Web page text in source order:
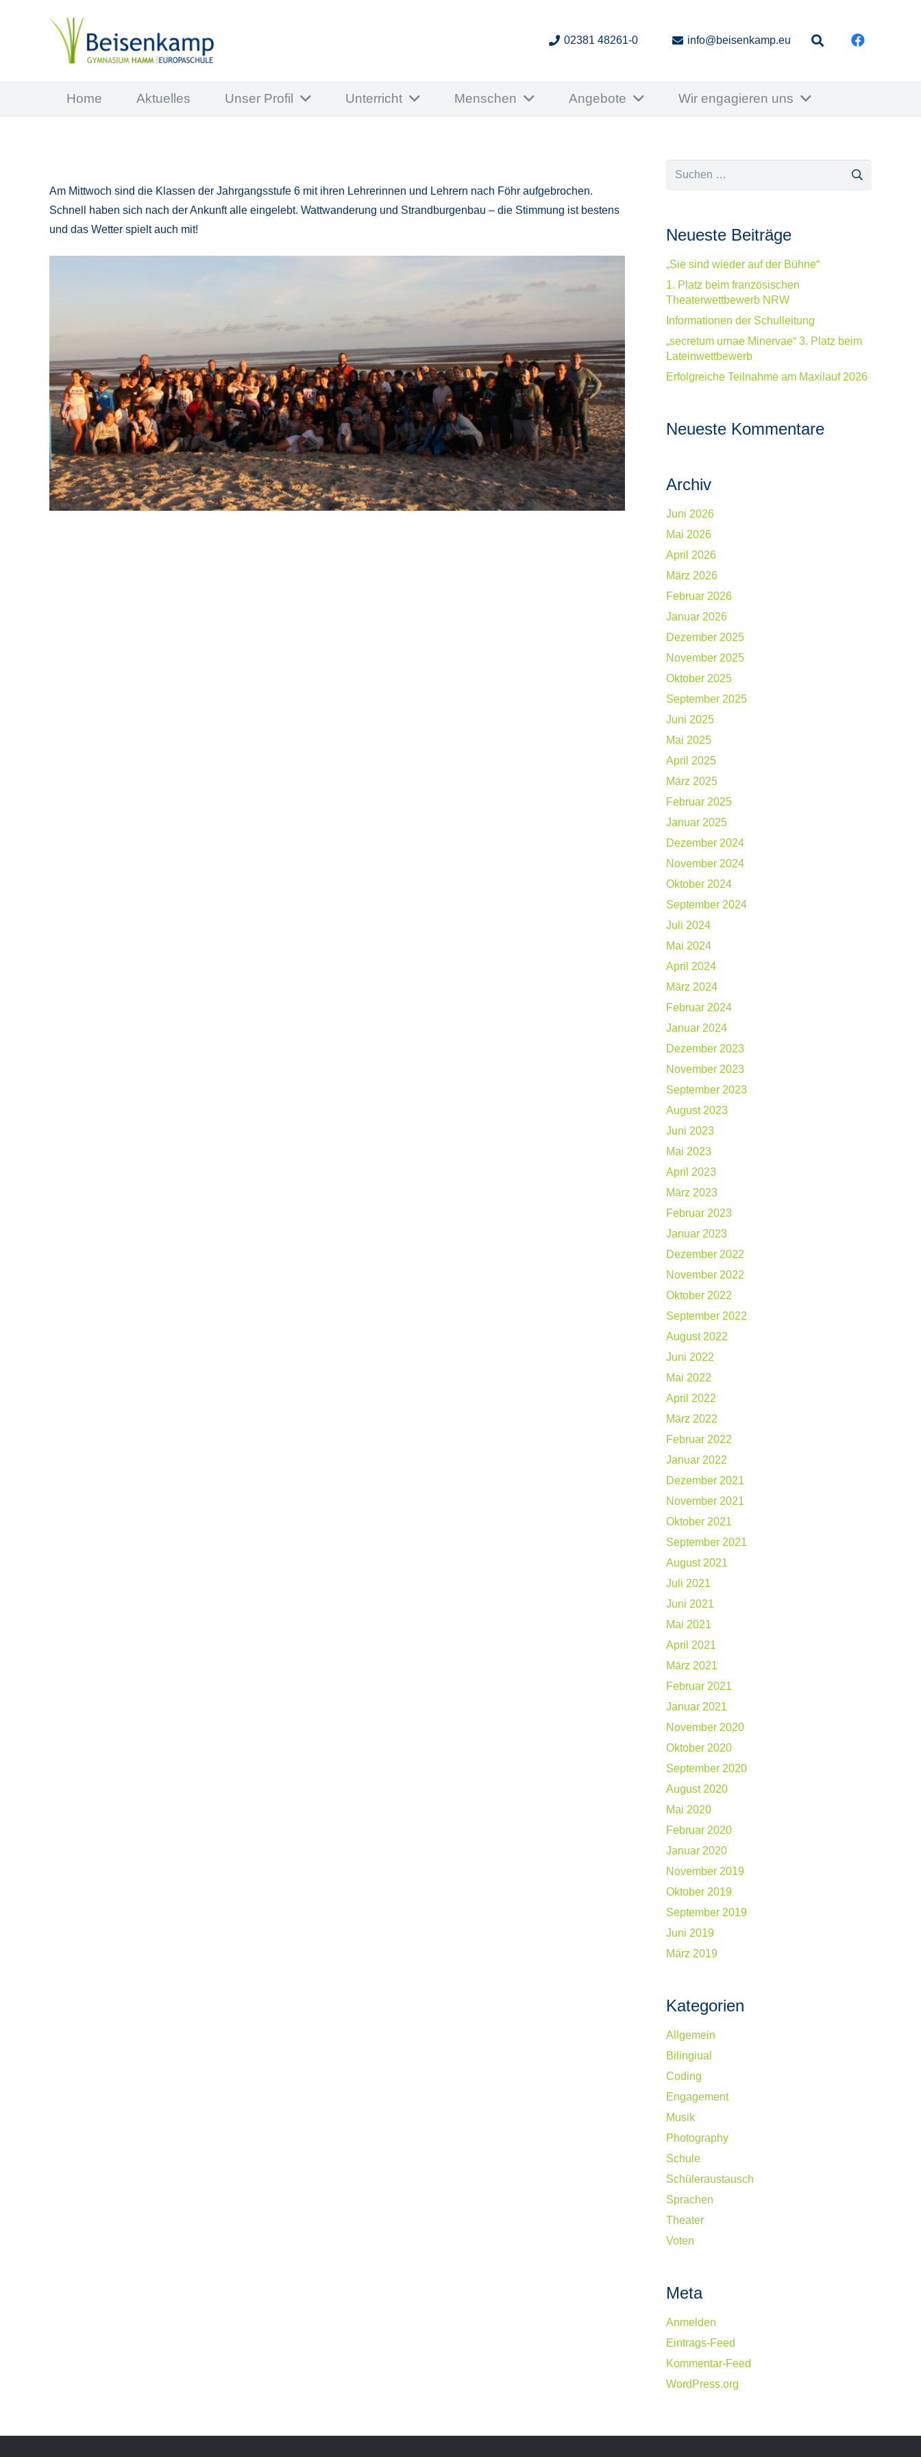
02381 48261-0 info@beisenkamp.eu
Home Aktuelles Unser Profil Unterricht Menschen Angebote Wir engagieren uns
Am Mittwoch sind die Klassen der Jahrgangsstufe 6 mit ihren Lehrerinnen und Lehrern nach Föhr aufgebrochen.
Schnell haben sich nach der Ankunft alle eingelebt. Wattwanderung und Strandburgenbau – die Stimmung ist bestens
und das Wetter spielt auch mit!
Suchen
Neueste Beiträge
„Sie sind wieder auf der Bühne“
1. Platz beim französischen
Theaterwettbewerb NRW
Informationen der Schulleitung
„secretum urnae Minervae“ 3. Platz beim
Lateinwettbewerb
Erfolgreiche Teilnahme am Maxilauf 2026
Neueste Kommentare
Archiv
Juni 2026
Mai 2026
April 2026
März 2026
Februar 2026
Januar 2026
Dezember 2025
November 2025
Oktober 2025
September 2025
Juni 2025
Mai 2025
April 2025
März 2025
Februar 2025
Januar 2025
Dezember 2024
November 2024
Oktober 2024
September 2024
Juli 2024
Mai 2024
April 2024
März 2024
Februar 2024
Januar 2024
Dezember 2023
November 2023
September 2023
August 2023
Juni 2023
Mai 2023
April 2023
März 2023
Februar 2023
Januar 2023
Dezember 2022
November 2022
Oktober 2022
September 2022
August 2022
Juni 2022
Mai 2022
April 2022
März 2022
Februar 2022
Januar 2022
Dezember 2021
November 2021
Oktober 2021
September 2021
August 2021
Juli 2021
Juni 2021
Mai 2021
April 2021
März 2021
Februar 2021
Januar 2021
November 2020
Oktober 2020
September 2020
August 2020
Mai 2020
Februar 2020
Januar 2020
November 2019
Oktober 2019
September 2019
Juni 2019
März 2019
Kategorien
Allgemein
Bilingiual
Coding
Engagement
Musik
Photography
Schule
Schüleraustausch
Sprachen
Theater
Voten
Meta
Anmelden
Eintrags-Feed
Kommentar-Feed
WordPress.org